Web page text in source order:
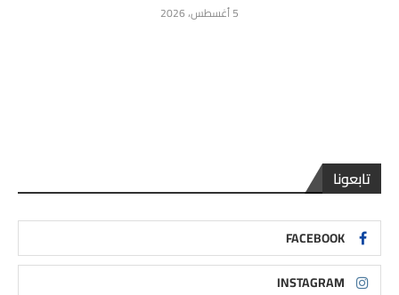
5 أغسطس، 2026
تابعونا
FACEBOOK
INSTAGRAM